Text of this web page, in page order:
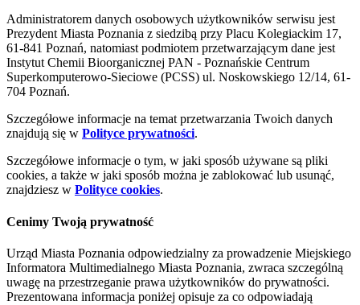
Administratorem danych osobowych użytkowników serwisu jest
Prezydent Miasta Poznania z siedzibą przy Placu Kolegiackim 17,
61-841 Poznań, natomiast podmiotem przetwarzającym dane jest
Instytut Chemii Bioorganicznej PAN - Poznańskie Centrum
Superkomputerowo-Sieciowe (PCSS) ul. Noskowskiego 12/14, 61-
704 Poznań.
Szczegółowe informacje na temat przetwarzania Twoich danych
znajdują się w Polityce prywatności.
Szczegółowe informacje o tym, w jaki sposób używane są pliki
cookies, a także w jaki sposób można je zablokować lub usunąć,
znajdziesz w Polityce cookies.
Cenimy Twoją prywatność
Urząd Miasta Poznania odpowiedzialny za prowadzenie Miejskiego
Informatora Multimedialnego Miasta Poznania, zwraca szczególną
uwagę na przestrzeganie prawa użytkowników do prywatności.
Prezentowana informacja poniżej opisuje za co odpowiadają